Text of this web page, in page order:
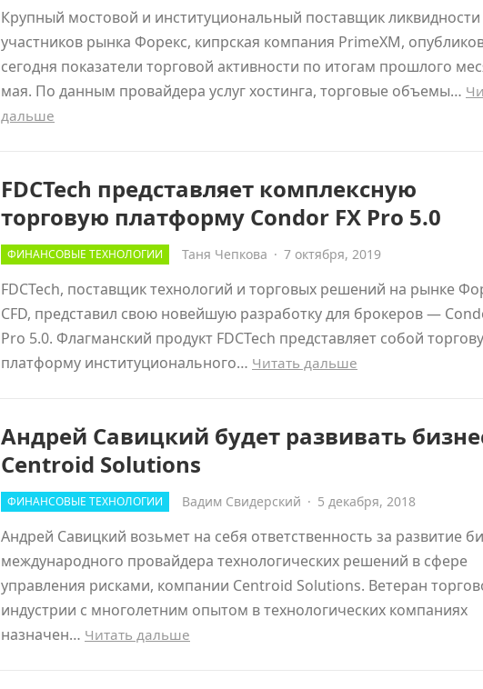
Крупный мостовой и институциональный поставщик ликвидности
участников рынка Форекс, кипрская компания PrimeXM,
сегодня показатели торговой активности по итогам прошлого
мая. По данным провайдера услуг хостинга, торговые объемы…
дальше
FDCTech представляет комплексную
торговую платформу Condor FX Pro 5.0
ФИНАНСОВЫЕ ТЕХНОЛОГИИ Таня Чепкова · 7 октября, 2019
FDCTech, поставщик технологий и торговых решений на рынке
CFD, представил свою новейшую разработку для брокеров —
Pro 5.0. Флагманский продукт FDCTech представляет собой
платформу институционального… Читать дальше
Андрей Савицкий будет развивать
Centroid Solutions
ФИНАНСОВЫЕ ТЕХНОЛОГИИ Вадим Свидерский · 5 декабря, 2018
Андрей Савицкий возьмет на себя ответственность за развитие
международного провайдера технологических решений в сфере
управления рисками, компании Centroid Solutions. Ветеран
индустрии с многолетним опытом в технологических компаниях
назначен… Читать дальше